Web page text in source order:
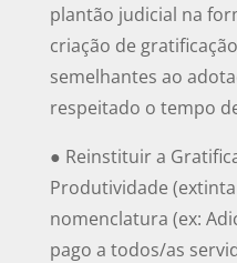
plantão judicial na
criação de
semelhantes ao
respeitado o tempo
● Reinstituir a
Produtividade
nomenclatura (ex:
pago a todos/as